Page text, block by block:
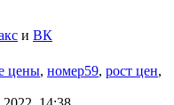
и ВК
цены, номер59, рост цен,